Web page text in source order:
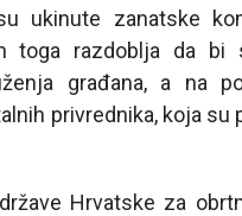
ukinute zanatske
toga razdoblja da
građana, a na
privrednika, koja su
Hrvatske za